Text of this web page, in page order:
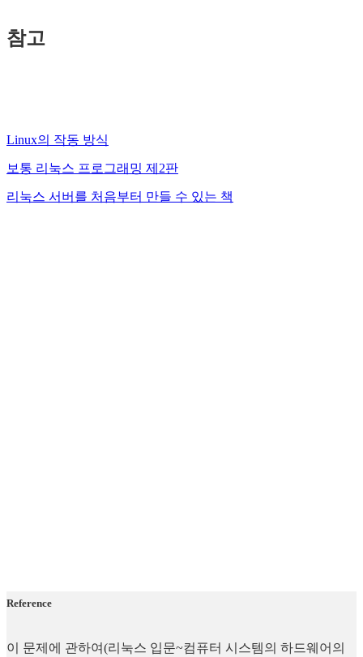
참고
Linux의 작동 방식
보통 리눅스 프로그래밍 제2판
리눅스 서버를 처음부터 만들 수 있는 책
Reference
이 문제에 관하여(리눅스 입문~컴퓨터 시스템의 하드웨어의